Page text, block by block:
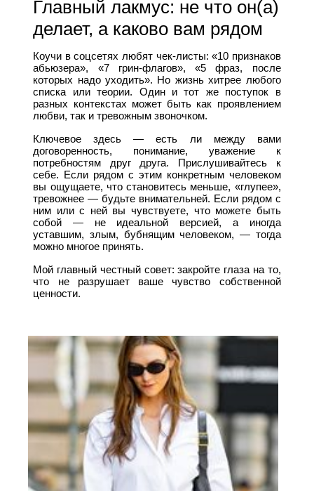
Главный лакмус: не что он(а)
делает, а каково вам рядом
Коучи в соцсетях любят чек-листы: «10 признаков
абьюзера», «7 грин-флагов», «5 фраз, после
которых надо уходить». Но жизнь хитрее любого
списка или теории. Один и тот же поступок в
разных контекстах может быть как проявлением
любви, так и тревожным звоночком.
Ключевое здесь — есть ли между вами
договоренность, понимание, уважение к
потребностям друг друга. Прислушивайтесь к
себе. Если рядом с этим конкретным человеком
вы ощущаете, что становитесь меньше, «глупее»,
тревожнее — будьте внимательней. Если рядом с
ним или с ней вы чувствуете, что можете быть
собой — не идеальной версией, а иногда
уставшим, злым, бубнящим человеком, — тогда
можно многое принять.
Мой главный честный совет: закройте глаза на то,
что не разрушает ваше чувство собственной
ценности.